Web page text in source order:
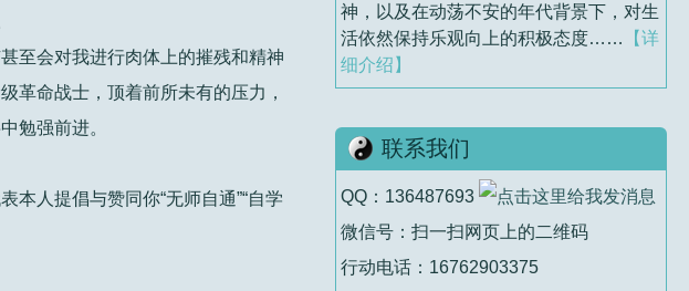
至会对我进行肉体上的摧残和精神
革命战士，顶着前所未有的压力，
勉强前进。
人提倡与赞同你“无师自通”“自学
神，以及在动荡不安的年代背景下，对生
活依然保持乐观向上的积极态度……
【详
细介绍】
联系我们
QQ：136487693
微信号：扫一扫网页上的二维码
行动电话：16762903375